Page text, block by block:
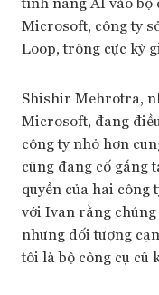
Microsoft, công ty
Loop, trông cực kỳ
Shishir Mehrotra,
Microsoft, đang
công ty nhỏ hơn
cũng đang cố gắng
quyền của hai công
với Ivan rằng
nhưng đối tượng
tôi là bộ công cụ cũ